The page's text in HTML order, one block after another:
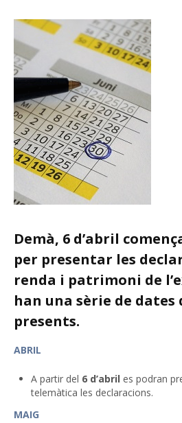
Demà, 6 d’abril
per presentar les
renda i patrimoni de
han una sèrie de
presents.
ABRIL
A partir del 6 d’abril es podran
telemàtica les declaracions.
MAIG